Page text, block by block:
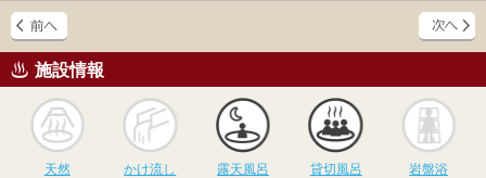
施設情報
天然
かけ流し
かけ流し
露天風呂
露天風呂
貸切風呂
貸切風呂 岩盤浴